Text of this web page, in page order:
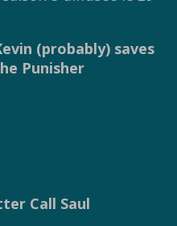
(probably) saves
Punisher
Call Saul